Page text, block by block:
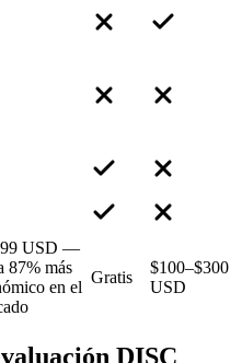
USD —
87% más
en el
Gratis
$100–$300
USD
DISC